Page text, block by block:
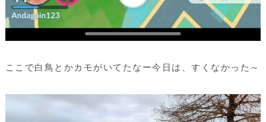
ここで白鳥とかカモがいてたなー今日は、すくなかった～